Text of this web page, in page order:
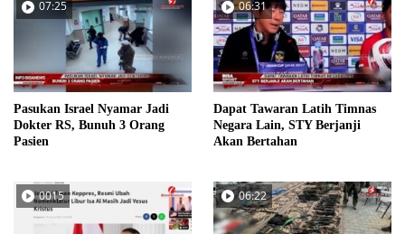
07:25
Pasukan Israel Nyamar Jadi
Dokter RS, Bunuh 3 Orang
Pasien
06:31
Dapat Tawaran Latih Timnas
Negara Lain, STY Berjanji
Akan Bertahan
0015 06:22